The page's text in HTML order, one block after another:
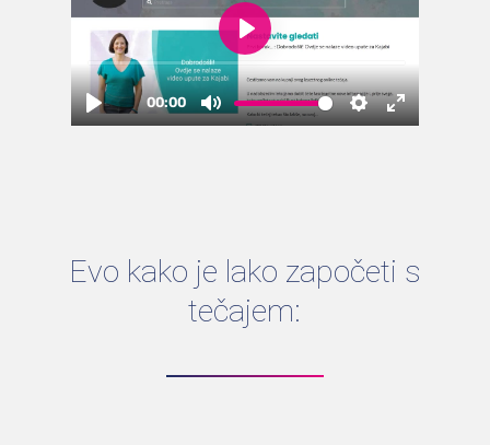
Evo kako je lako započeti s
tečajem: